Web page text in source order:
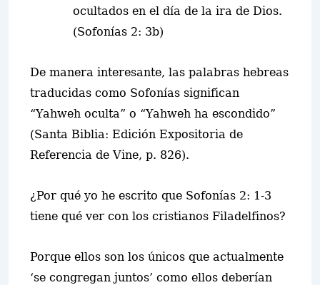
ocultados en el día de la ira de Dios.
(Sofonías 2: 3b)
De manera interesante, las palabras hebreas
traducidas como Sofonías significan
“Yahweh oculta” o “Yahweh ha escondido”
(Santa Biblia: Edición Expositoria de
Referencia de Vine, p. 826).
¿Por qué yo he escrito que Sofonías 2: 1-3
tiene qué ver con los cristianos Filadelfinos?
Porque ellos son los únicos que actualmente
‘se congregan juntos’ como ellos deberían